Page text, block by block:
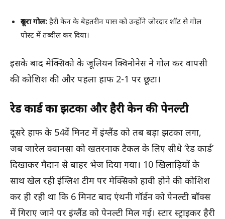
दूसरा गोल: हैरी केन के बेहतरीन पास को उन्होंने जोरदार शॉट से गोल
पोस्ट में तब्दील कर दिया।
इसके बाद मेक्सिको के जूलियन क्विनोनेस ने गोल कर वापसी
की कोशिश की और पहला हाफ 2-1 पर छूटा।
रेड कार्ड का झटका और हैरी केन की पेनल्टी
दूसरे हाफ के 54वें मिनट में इंग्लैंड को तब बड़ा झटका लगा,
जब जारेल क्वानसा को खतरनाक टैकल के लिए सीधे ‘रेड कार्ड’
दिखाकर मैदान से बाहर भेज दिया गया। 10 खिलाड़ियों के
साथ खेल रही इंग्लिश टीम पर मेक्सिको हावी होने की कोशिश
कर ही रही था कि 6 मिनट बाद एंथनी गॉर्डन को पेनल्टी बॉक्स
में गिराए जाने पर इंग्लैंड को पेनल्टी मिल गई। स्टार स्ट्राइकर हैरी